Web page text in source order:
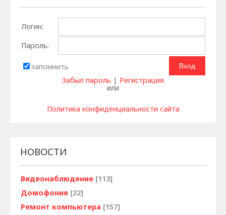
Логин:
Пароль:
запомнить
Забыл пароль | Регистрация
или
Политика конфиденциальности сайта
НОВОСТИ
Видеонаблюдение [113]
Домофония [22]
Ремонт компьютера [157]